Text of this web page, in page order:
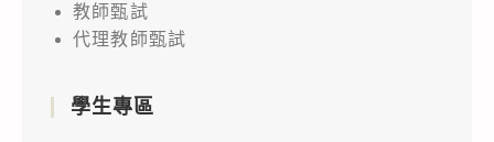
教師甄試
代理教師甄試
學生專區